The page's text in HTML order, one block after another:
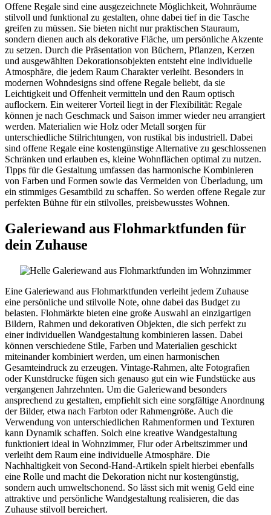
Offene Regale sind eine ausgezeichnete Möglichkeit, Wohnräume
stilvoll und funktional zu gestalten, ohne dabei tief in die Tasche
greifen zu müssen. Sie bieten nicht nur praktischen Stauraum,
sondern dienen auch als dekorative Fläche, um persönliche Akzente
zu setzen. Durch die Präsentation von Büchern, Pflanzen, Kerzen
und ausgewählten Dekorationsobjekten entsteht eine individuelle
Atmosphäre, die jedem Raum Charakter verleiht. Besonders in
modernen Wohndesigns sind offene Regale beliebt, da sie
Leichtigkeit und Offenheit vermitteln und den Raum optisch
auflockern. Ein weiterer Vorteil liegt in der Flexibilität: Regale
können je nach Geschmack und Saison immer wieder neu arrangiert
werden. Materialien wie Holz oder Metall sorgen für
unterschiedliche Stilrichtungen, von rustikal bis industriell. Dabei
sind offene Regale eine kostengünstige Alternative zu geschlossenen
Schränken und erlauben es, kleine Wohnflächen optimal zu nutzen.
Tipps für die Gestaltung umfassen das harmonische Kombinieren
von Farben und Formen sowie das Vermeiden von Überladung, um
ein stimmiges Gesamtbild zu schaffen. So werden offene Regale zur
perfekten Bühne für ein stilvolles, preisbewusstes Wohnen.
Galeriewand aus Flohmarktfunden für
dein Zuhause
Eine Galeriewand aus Flohmarktfunden verleiht jedem Zuhause
eine persönliche und stilvolle Note, ohne dabei das Budget zu
belasten. Flohmärkte bieten eine große Auswahl an einzigartigen
Bildern, Rahmen und dekorativen Objekten, die sich perfekt zu
einer individuellen Wandgestaltung kombinieren lassen. Dabei
können verschiedene Stile, Farben und Materialien geschickt
miteinander kombiniert werden, um einen harmonischen
Gesamteindruck zu erzeugen. Vintage-Rahmen, alte Fotografien
oder Kunstdrucke fügen sich genauso gut ein wie Fundstücke aus
vergangenen Jahrzehnten. Um die Galeriewand besonders
ansprechend zu gestalten, empfiehlt sich eine sorgfältige Anordnung
der Bilder, etwa nach Farbton oder Rahmengröße. Auch die
Verwendung von unterschiedlichen Rahmenformen und Texturen
kann Dynamik schaffen. Solch eine kreative Wandgestaltung
funktioniert ideal in Wohnzimmer, Flur oder Arbeitszimmer und
verleiht dem Raum eine individuelle Atmosphäre. Die
Nachhaltigkeit von Second-Hand-Artikeln spielt hierbei ebenfalls
eine Rolle und macht die Dekoration nicht nur kostengünstig,
sondern auch umweltschonend. So lässt sich mit wenig Geld eine
attraktive und persönliche Wandgestaltung realisieren, die das
Zuhause stilvoll bereichert.